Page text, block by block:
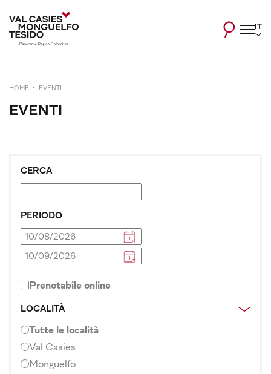
IT
HOME EVENTI
EVENTI
CERCA
PERIODO
Prenotabile online
LOCALITÀ
Tutte le località
Val Casies
Monguelfo